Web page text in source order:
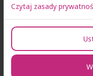
Czytaj zasady